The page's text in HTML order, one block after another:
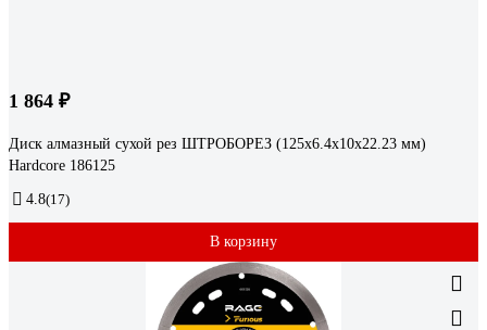
1 864 ₽
Диск алмазный сухой рез ШТРОБОРЕЗ (125x6.4x10x22.23 мм)
Hardcore 186125
4.8(17)
В корзину